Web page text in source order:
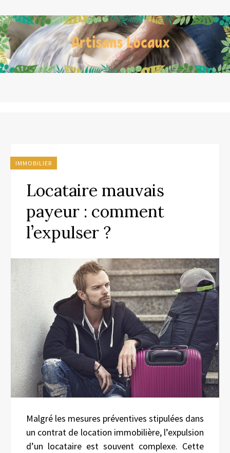
IMMOBILIER
Locataire mauvais
payeur : comment
l’expulser ?
Malgré les mesures préventives stipulées dans
un contrat de location immobilière, l’expulsion
d’un locataire est souvent complexe. Cette